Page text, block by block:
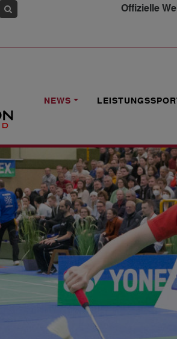
Offizielle
NEWS